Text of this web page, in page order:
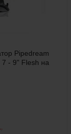
Pipedream
- 9" Flesh на